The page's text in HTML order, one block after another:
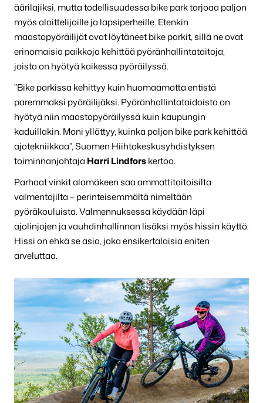
äärilajiksi, mutta todellisuudessa bike park tarjoaa paljon
myös aloittelijoille ja lapsiperheille. Etenkin
maastopyöräilijät ovat löytäneet bike parkit, sillä ne ovat
erinomaisia paikkoja kehittää pyöränhallintataitoja,
joista on hyötyä kaikessa pyöräilyssä.
”Bike parkissa kehittyy kuin huomaamatta entistä
paremmaksi pyöräilijäksi. Pyöränhallintataidoista on
hyötyä niin maastopyöräilyssä kuin kaupungin
kaduillakin. Moni yllättyy, kuinka paljon bike park kehittää
ajotekniikkaa”, Suomen Hiihtokeskusyhdistyksen
toiminnanjohtaja Harri Lindforskertoo.
Parhaat vinkit alamäkeen saa ammattitaitoisilta
valmentajilta – perinteisemmältä nimeltään
pyöräkouluista. Valmennuksessa käydään läpi
ajolinjojen ja vauhdinhallinnan lisäksi myös hissin käyttö.
Hissi on ehkä se asia, joka ensikertalaisia eniten
arveluttaa.